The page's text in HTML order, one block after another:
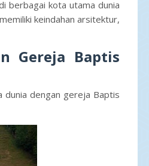
berbagai kota utama dunia
keindahan arsitektur,
Gereja Baptis
dunia dengan gereja Baptis